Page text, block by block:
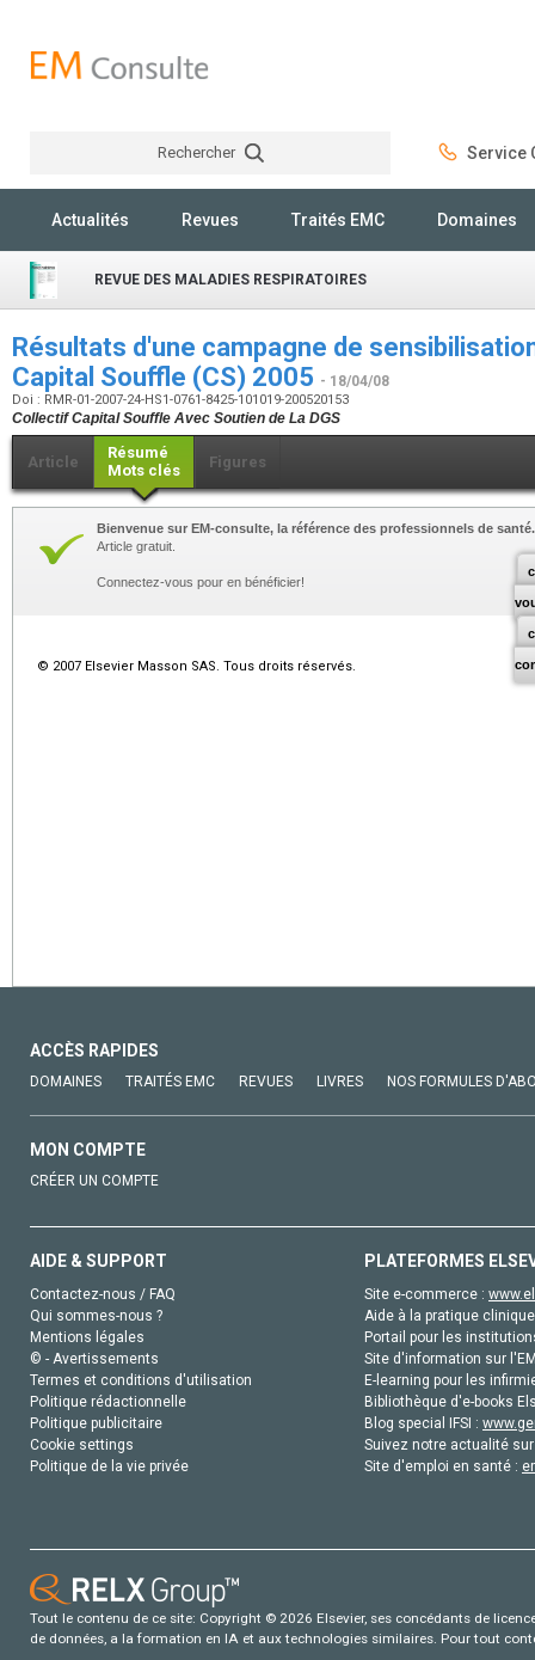
Rechercher Service
Actualités Revues Traités EMC Domaines
REVUE DES MALADIES RESPIRATOIRES
Résultats d'une campagne de
Capital Souffle (CS) 2005 - 18/04/08
Doi : RMR-01-2007-24-HS1-0761-8425-101019-200520153
Collectif Capital Souffle Avec Soutien de La DGS
Article
Résumé
Mots clés
Figures
Bienvenue sur EM-consulte, la référence des professionnels de santé.
Article gratuit.
Connectez-vous pour en bénéficier!
© 2007 Elsevier Masson SAS. Tous droits réservés.
ACCÈS RAPIDES
DOMAINES TRAITÉS EMC REVUES LIVRES NOS FORMULES
MON COMPTE
CRÉER UN COMPTE
AIDE & SUPPORT
Contactez-nous / FAQ
Qui sommes-nous ?
Mentions légales
© - Avertissements
Termes et conditions d'utilisation
Politique rédactionnelle
Politique publicitaire
Cookie settings
Politique de la vie privée
PLATEFORMES
Site e-commerce :
Aide à la pratique
Portail pour les
Site d'information sur
E-learning pour les
Bibliothèque d'e-books
Blog special IFSI :
Suivez notre actualité
Site d'emploi en santé :
Tout le contenu de ce site: Copyright © 2026 Elsevier, ses concédants de
de données, a la formation en IA et aux technologies similaires. Pour tout